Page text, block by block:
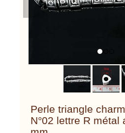
Perle triangle
N°02 lettre R métal